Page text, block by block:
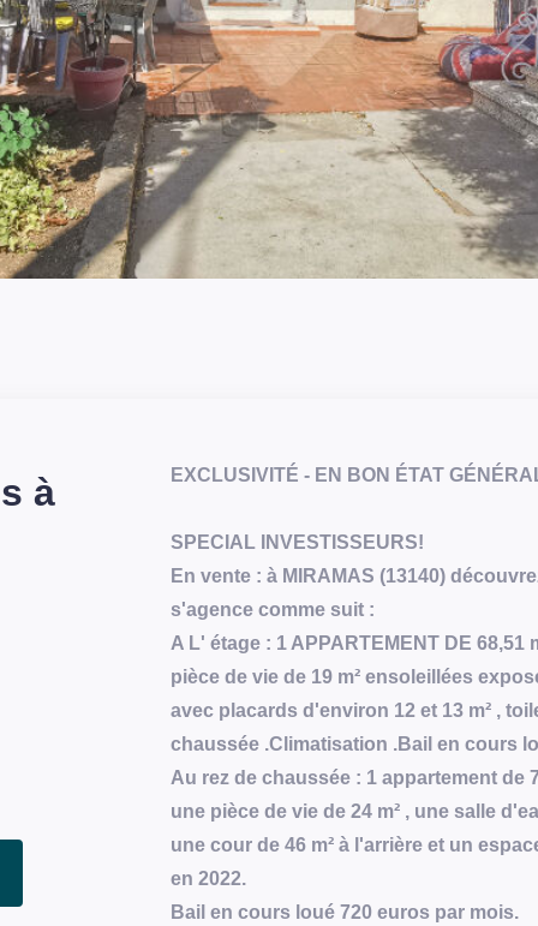
à EXCLUSIVITÉ - EN BON ÉTAT
SPECIAL INVESTISSEURS!
En vente : à MIRAMAS (13140)
s'agence comme suit :
A L' étage : 1 APPARTEMENT DE
pièce de vie de 19 m² ensoleillées
avec placards d'environ 12 et 13 m² ,
chaussée .Climatisation .Bail en cours
Au rez de chaussée : 1 appartement de
une pièce de vie de 24 m² , une salle
une cour de 46 m² à l'arrière et un
en 2022.
Bail en cours loué 720 euros par mois.